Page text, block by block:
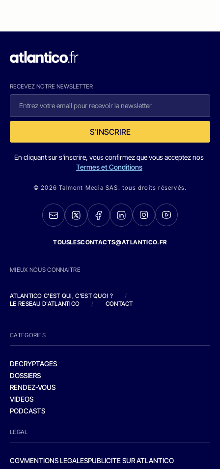
RECEVEZ NOTRE NEWSLETTER
S'INSCRIRE
En cliquant sur s'inscrire, vous confirmez que vous acceptez nos
Termes et Conditions
© 2026 Talmont Media SAS. tous droits réservés.
TOUSLESCONTACTS@ATLANTICO.FR
MIEUX NOUS CONNAITRE
ATLANTICO C'EST QUI, C'EST QUOI ?
/
LE RESEAU D'ATLANTICO
/ CONTACT
CATEGORIES
DECRYPTAGES
DOSSIERS
RENDEZ-VOUS
VIDEOS
PODCASTS
LEGAL
CGVMENTIONS LEGALESPUBLICITE SUR ATLANTICO